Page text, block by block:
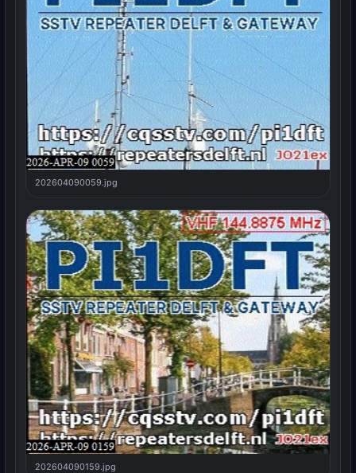
202604090059.jpg
202604090159.jpg